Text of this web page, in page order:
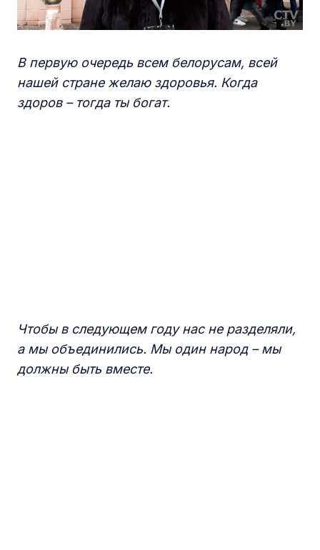
В первую очередь всем белорусам, всей
нашей стране желаю здоровья. Когда
здоров – тогда ты богат.
Чтобы в следующем году нас не разделяли,
а мы объединились. Мы один народ – мы
должны быть вместе.